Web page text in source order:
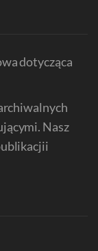
dotycząca
Nasz